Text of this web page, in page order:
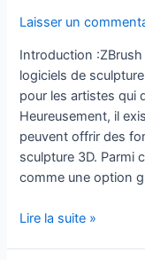
Laisser un
Introduction :ZBrush
logiciels de
pour les artistes qui
Heureusement, il
peuvent offrir des
sculpture 3D. Parmi
comme une option
Les
Lire la suite »